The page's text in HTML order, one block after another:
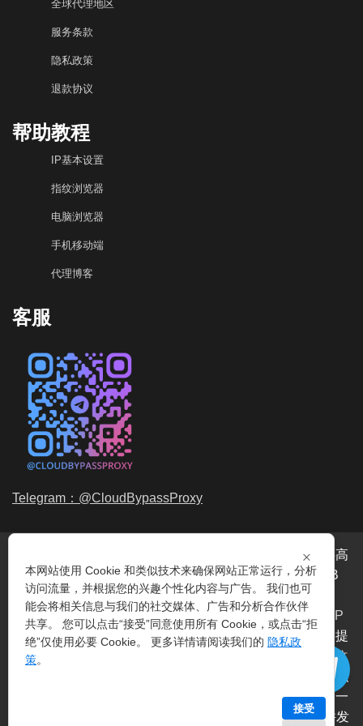
全球代理地区
服务条款
隐私政策
退款协议
帮助教程
IP基本设置
指纹浏览器
电脑浏览器
手机移动端
代理博客
客服
Telegram：@CloudBypassProxy
代理服务提供商，我们提供高
品质、永不过期的动态代理IP池流量包，价格最低2元/GB
起。我们的IP资源包括超过3.5亿的动态住宅IP和机房IP，
覆盖全球200多个国家。支持HTTP代理IP 和 Socks5代理IP
协议，IP可用率超过99%。购买我们的服务即可享受穿云提
供的
指纹
、爬虫抓取、电商系统、网络测试、SEO等。穿云
动态机房IP服务，一
次购买即可获得无限时效、不限平台、不限带宽、不限并发
×
本网站使用 Cookie 和类似技术来确保网站正常运行，分析
访问流量，并根据您的兴趣个性化内容与广告。 我们也可
能会将相关信息与我们的社交媒体、广告和分析合作伙伴
共享。 您可以点击“接受”同意使用所有 Cookie，或点击“拒
绝”仅使用必要 Cookie。 更多详情请阅读我们的 隐私政
策。
接受